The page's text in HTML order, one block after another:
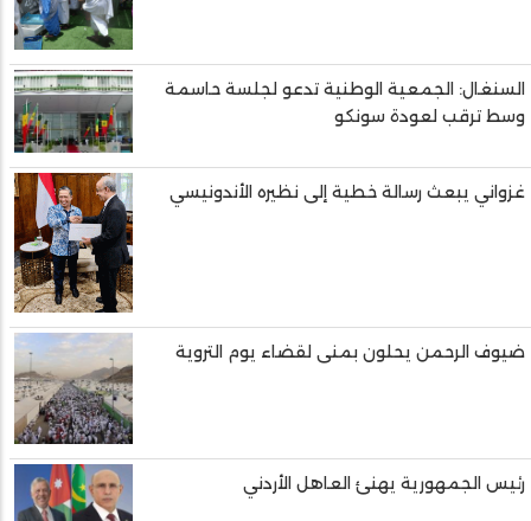
السنغال: الجمعية الوطنية تدعو لجلسة حاسمة
وسط ترقب لعودة سونكو
غزواني يبعث رسالة خطية إلى نظيره الأندونيسي
ضيوف الرحمن يحلون بمنى لقضاء يوم التروية
رئيس الجمهورية يهنئ العاهل الأردني